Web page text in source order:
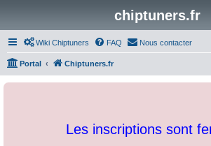
chiptuners.fr
Wiki Chiptuners FAQ Nous contacter
Portal Chiptuners.fr
Les inscriptions sont